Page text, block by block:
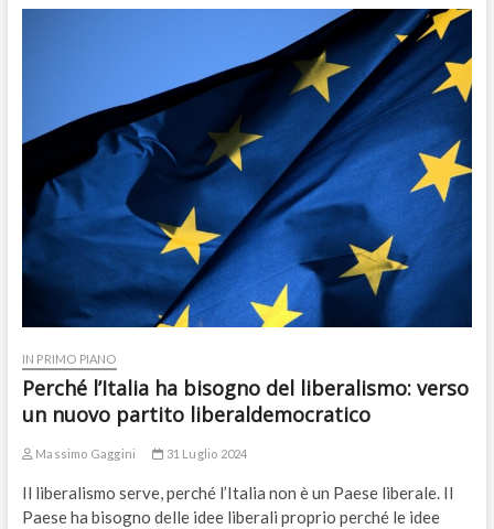
IN PRIMO PIANO
Perché l’Italia ha bisogno del liberalismo: verso
un nuovo partito liberaldemocratico
Massimo Gaggini 31 Luglio 2024
Il liberalismo serve, perché l’Italia non è un Paese liberale. Il
Paese ha bisogno delle idee liberali proprio perché le idee